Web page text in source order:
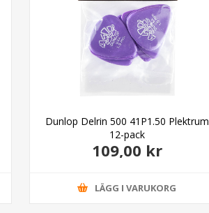
Dunlop Delrin 500 41P1.50 Plektrum
12-pack
109,00 kr
LÄGG I VARUKORG